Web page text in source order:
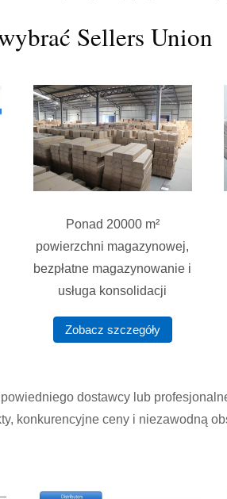
Sellers Union
Ponad 20000 m²
powierzchni magazynowej,
bezpłatne magazynowanie i
usługa konsolidacji
Zobacz szczegóły
dostawcy lub
konkurencyjne ceny i niezawodną